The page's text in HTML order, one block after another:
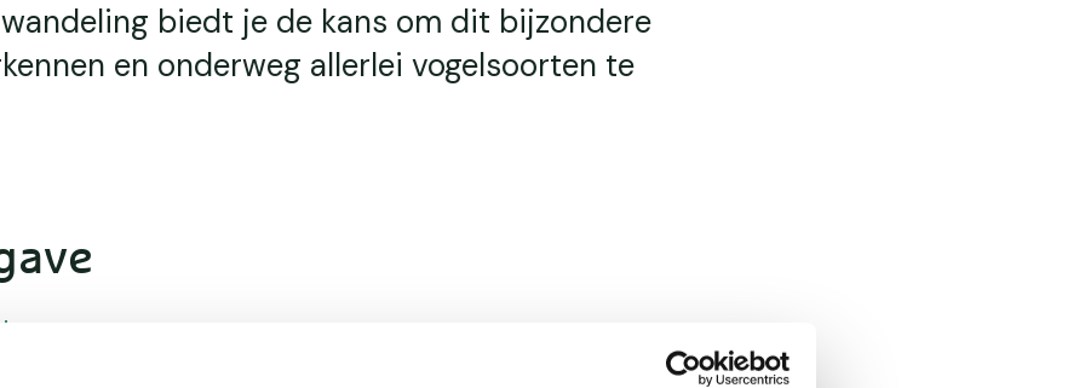
biedt je de kans om dit bijzondere
en onderweg allerlei vogelsoorten te